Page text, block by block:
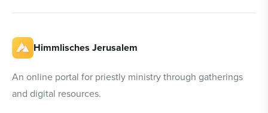
Himmlisches Jerusalem
An online portal for priestly ministry through gatherings
and digital resources.